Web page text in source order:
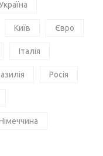
Київ Євро
Італія
Росія